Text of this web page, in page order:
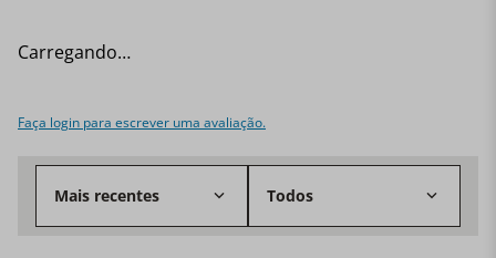
Carregando…
Faça login para escrever uma avaliação.
Mais recentes Todos